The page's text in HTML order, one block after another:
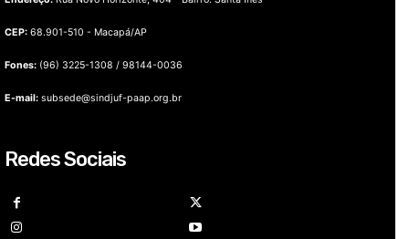
CEP: 68.901-510 - Macapá/AP
Fones: (96) 3225-1308 / 98144-0036
E-mail: subsede@sindjuf-paap.org.br
Redes Sociais